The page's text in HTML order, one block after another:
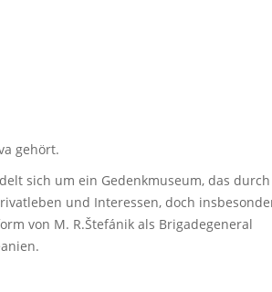
gehört.
sich um ein Gedenkmuseum, das
und Interessen, doch
von M. R.Štefánik als Brigadegeneral